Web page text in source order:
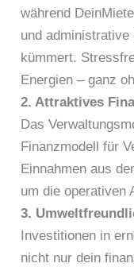
während
und
kümmert.
Energien – ganz
2. Attraktives
Das
Finanzmodell für
Einnahmen aus
um die operativen
3.
Investitionen in
nicht nur dein